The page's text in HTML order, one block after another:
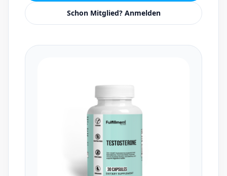
Schon Mitglied? Anmelden